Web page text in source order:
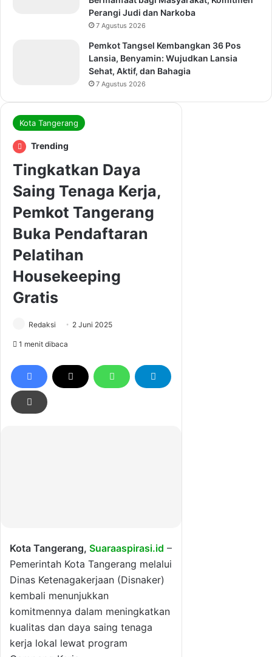
Perangi Judi dan Narkoba
7 Agustus 2026
Pemkot Tangsel Kembangkan 36 Pos
Lansia, Benyamin: Wujudkan Lansia
Sehat, Aktif, dan Bahagia
7 Agustus 2026